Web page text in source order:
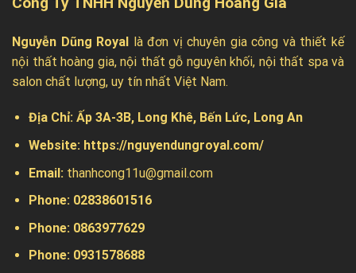
Nguyễn Dũng Royal là đơn vị chuyên gia công và thiết kế
nội thất hoàng gia, nội thất gỗ nguyên khối, nội thất spa và
salon chất lượng, uy tín nhất Việt Nam.
Địa Chỉ: Ấp 3A-3B, Long Khê, Bến Lức, Long An
Website: https://nguyendungroyal.com/
Email: thanhcong11u@gmail.com
Phone: 02838601516
Phone: 0863977629
Phone: 0931578688